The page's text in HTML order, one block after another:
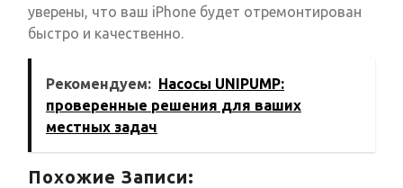
уверены, что ваш iPhone будет отремонтирован
быстро и качественно.
Рекомендуем: Насосы UNIPUMP:
проверенные решения для ваших
местных задач
Похожие Записи: